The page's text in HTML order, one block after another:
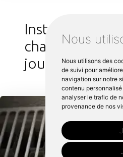
Nous
Nous utilisons des
de suivi pour
navigation sur notre
contenu
analyser le trafic de
provenance de nos
Installation
chaleur autour
jouan des